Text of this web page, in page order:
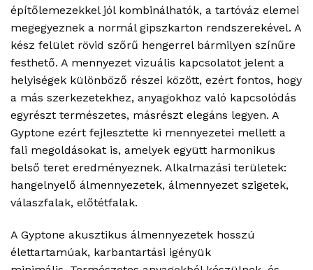
építőlemezekkel jól kombinálhatók, a tartóváz elemei
megegyeznek a normál gipszkarton rendszerekével. A
kész felület rövid szőrű hengerrel bármilyen színűre
festhető. A mennyezet vizuális kapcsolatot jelent a
helyiségek különböző részei között, ezért fontos, hogy
a más szerkezetekhez, anyagokhoz való kapcsolódás
egyrészt természetes, másrészt elegáns legyen. A
Gyptone ezért fejlesztette ki mennyezetei mellett a
fali megoldásokat is, amelyek együtt harmonikus
belső teret eredményeznek. Alkalmazási területek:
hangelnyelő álmennyezetek, álmennyezet szigetek,
válaszfalak, előtétfalak.
A Gyptone akusztikus álmennyezetek hosszú
élettartamúak, karbantartási igényük